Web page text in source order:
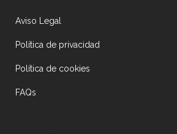
Aviso Legal
Política de privacidad
Política de cookies
FAQs